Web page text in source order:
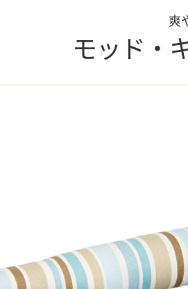
爽
モッド・